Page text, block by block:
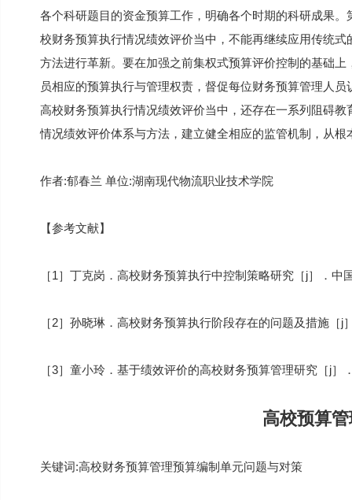
各个科研题目的资金预算工作，明确各个时期的科研成果
校财务预算执行情况绩效评价当中，不能再继续应用传统
方法进行革新。要在加强之前集权式预算评价控制的基础
员相应的预算执行与管理权责，督促每位财务预算管理人
高校财务预算执行情况绩效评价当中，还存在一系列阻碍
情况绩效评价体系与方法，建立健全相应的监管机制，从
作者:郁春兰 单位:湖南现代物流职业技术学院
【参考文献】
［1］丁克岗．高校财务预算执行中控制策略研究［j］．中
［2］孙晓琳．高校财务预算执行阶段存在的问题及措施［j
［3］童小玲．基于绩效评价的高校财务预算管理研究［j］
高校预算
关键词:高校财务预算管理预算编制单元问题与对策